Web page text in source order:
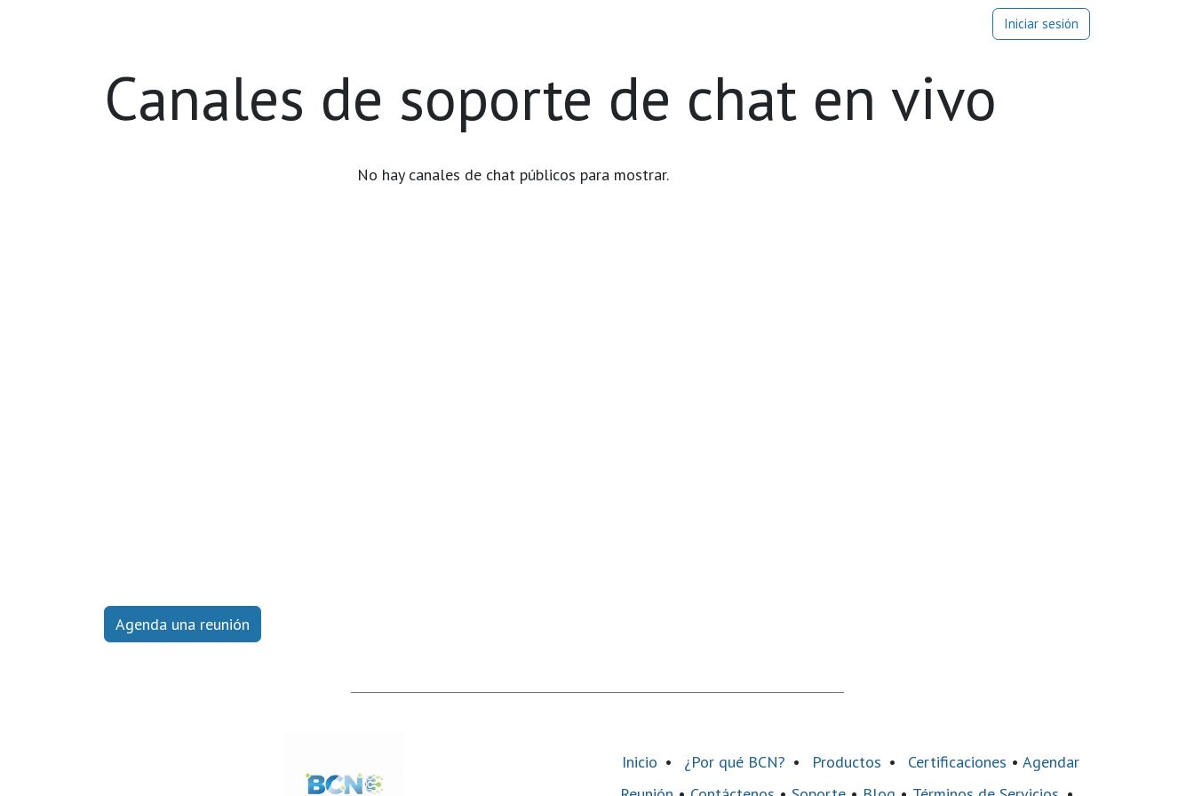
Iniciar sesión
Canales de soporte de chat en vivo
No hay canales de chat públicos para mostrar.
Agenda una reunión
Inicio • ¿Por qué BCN? • Productos • Certificaciones • Agendar